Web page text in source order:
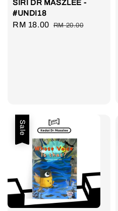
SIRI DR MASZLEE -
#UNDI18
Sale
RM 18.00 Regular
RM 20.00
Sale